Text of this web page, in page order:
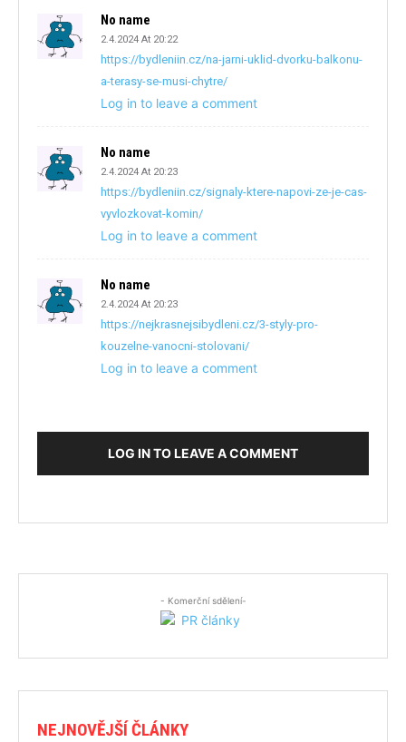
No name
2.4.2024 At 20:22
https://bydleniin.cz/na-jarni-uklid-dvorku-balkonu-
a-terasy-se-musi-chytre/
Log in to leave a comment
No name
2.4.2024 At 20:23
https://bydleniin.cz/signaly-ktere-napovi-ze-je-cas-
vyvlozkovat-komin/
Log in to leave a comment
No name
2.4.2024 At 20:23
https://nejkrasnejsibydleni.cz/3-styly-pro-
kouzelne-vanocni-stolovani/
Log in to leave a comment
LOG IN TO LEAVE A COMMENT
- Komerční sdělení-
NEJNOVĚJŠÍ ČLÁNKY